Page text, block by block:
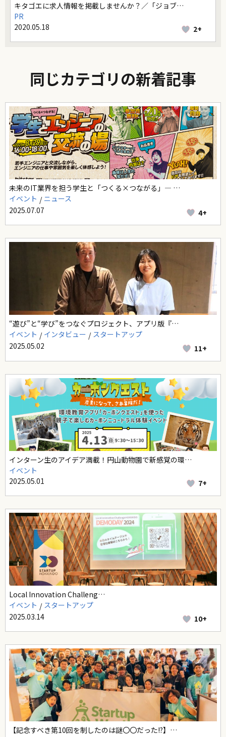
キタゴエに求人情報を掲載しませんか？／「ジョブ…
PR
2020.05.18
2+
同じカテゴリの新着記事
未来のIT業界を担う学生と「つくる×つながる」― …
イベント
ニュース
2025.07.07
4+
“遊び”と“学び”をつなぐプロジェクト、アプリ版『…
イベント
インタビュー
スタートアップ
2025.05.02
11+
インターン生のアイデア満載！円山動物園で新感覚の環…
イベント
2025.05.01
7+
Local Innovation Challeng…
イベント
スタートアップ
2025.03.14
10+
【記念すべき第10回を制したのは謎〇〇だった!?】…